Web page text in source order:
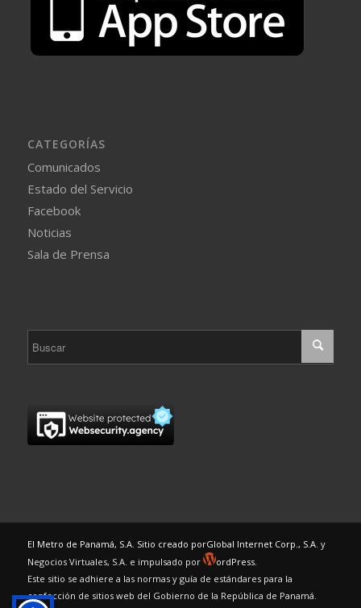
CATEGORÍAS
Comunicados
Estado del Servicio
Facebook
Noticias
Sala de Prensa
El Metro de Panamá, S.A. Sitio creado porGlobal Internet Corp., S.A. y
Negocios Virtuales, S.A. e impulsado por
ordPress.
Este sitio se adhiere a las normas y guía de estándares para la
confección de sitios web del Gobierno de la República de Panamá.